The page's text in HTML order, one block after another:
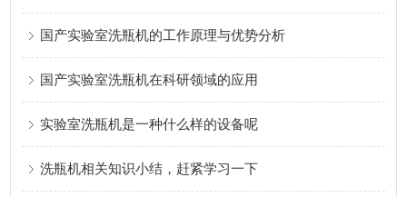
国产实验室洗瓶机的工作原理与优势分析
国产实验室洗瓶机在科研领域的应用
实验室洗瓶机是一种什么样的设备呢
洗瓶机相关知识小结，赶紧学习一下